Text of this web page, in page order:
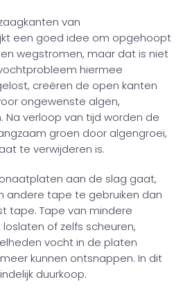
van
een goed idee om opgehoopt
wegstromen, maar dat is niet
hiermee
creëren de open kanten
ongewenste algen,
Na verloop van tijd worden de
groen door algengroei,
te verwijderen is.
aan de slag gaat,
andere tape te gebruiken dan
tape. Tape van mindere
of zelfs scheuren,
vocht in de platen
kunnen ontsnappen. In dit
duurkoop.